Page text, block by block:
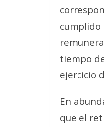
cumplido
tiempo
ejercicio
En
que el